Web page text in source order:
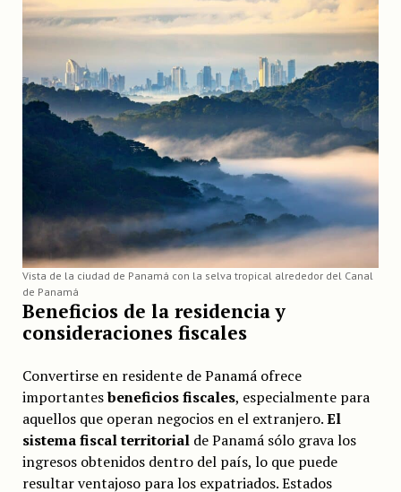
Vista de la ciudad de Panamá con la selva tropical alrededor del Canal
de Panamá
Beneficios de la residencia y
consideraciones fiscales
Convertirse en residente de Panamá ofrece
importantesbeneficios fiscales, especialmente para
aquellos que operan negocios en el extranjero.El
sistema fiscal territorialde Panamá sólo grava los
ingresos obtenidos dentro del país, lo que puede
resultar ventajoso para los expatriados. Estados